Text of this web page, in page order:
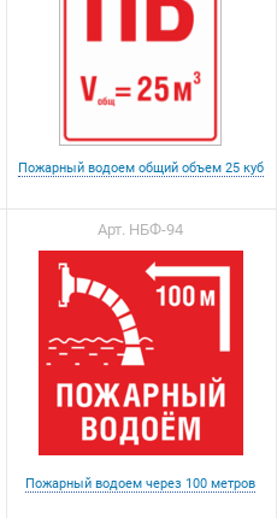
Пожарный водоем общий объем 25 куб
Арт. НБФ-94
Пожарный водоем через 100 метров